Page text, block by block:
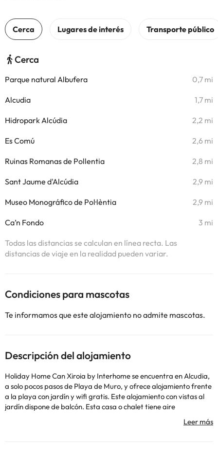
Cerca
Parque natural Albufera 0,7 mi
Alcudia 1,7 mi
Hidropark Alcúdia 2,2 mi
Es Comú 2,6 mi
Ruinas Romanas de Pollentia 2,8 mi
Sant Jaume d'Alcúdia 2,9 mi
Museo Monográfico de Pol·lèntia 2,9 mi
Ca’n Fondo 3 mi
Todas las distancias se calculan en línea recta. Las
distancias de viaje en la realidad pueden variar.
Condiciones para mascotas
Te informamos que este alojamiento no admite mascotas.
Descripción del alojamiento
Holiday Home Can Xiroia by Interhome se encuentra en Alcudia,
a solo pocos pasos de Playa de Muro, y ofrece alojamiento frente
a la playa con jardín y wifi gratis. Este alojamiento con vistas al
jardín dispone de balcón. Esta casa o chalet tiene aire
acondicionado y dispone de 3 dormitorios y 2 baños con bidet,
ducha y secador de pelo. Hay una zona de comedor y una cocina